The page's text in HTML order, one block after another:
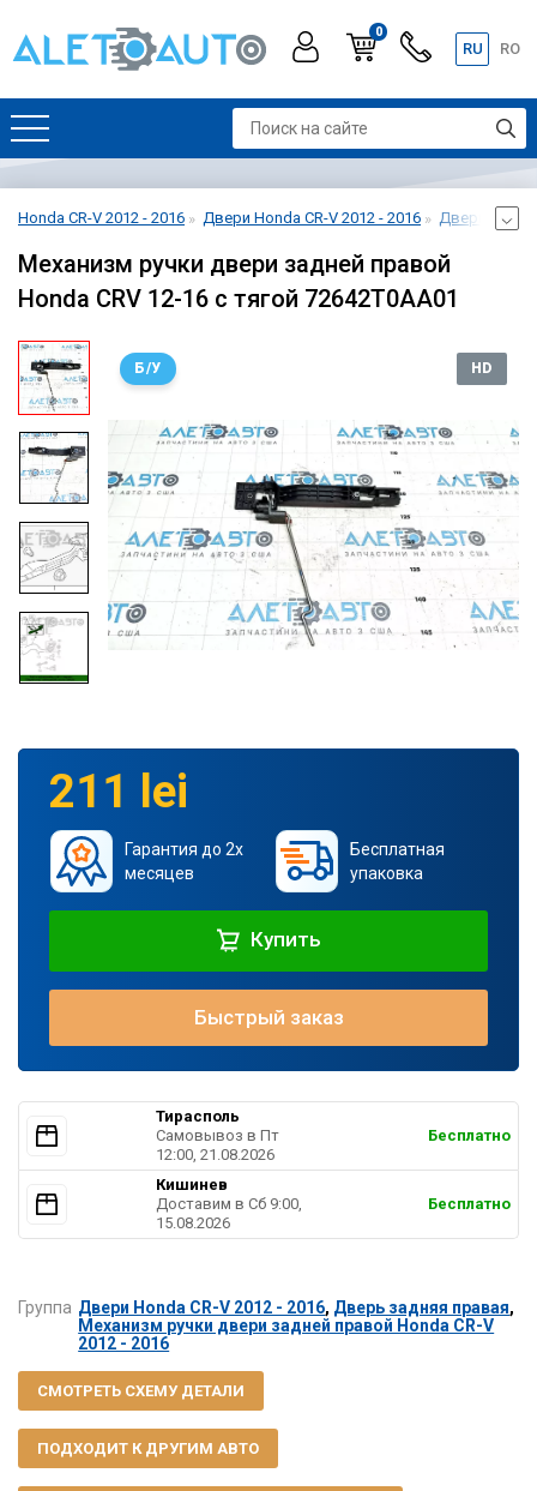
0
RU RO
Honda CR-V 2012 - 2016 Двери Honda CR-V 2012 - 2016 Дверь
Механизм ручки двери задней правой
Honda CRV 12-16 с тягой 72642T0AA01
Б/У HD
211 lei
Гарантия до 2х
месяцев
Бесплатная
упаковка
Купить
Быстрый заказ
Тирасполь
Самовывоз в Пт
12:00, 21.08.2026
Бесплатно
Кишинев
Доставим в Cб 9:00,
15.08.2026
Бесплатно
Группа Двери Honda CR-V 2012 - 2016, Дверь задняя правая,
Механизм ручки двери задней правой Honda CR-V
2012 - 2016
СМОТРЕТЬ СХЕМУ ДЕТАЛИ
ПОДХОДИТ К ДРУГИМ АВТО